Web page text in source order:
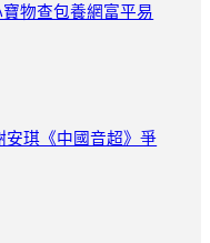
物查包養網富平易
安琪《中國音超》爭